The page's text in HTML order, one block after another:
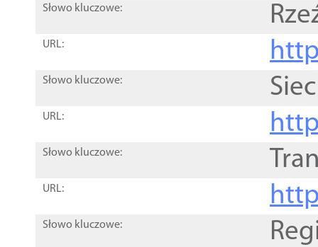
Słowo kluczowe:
URL:
Słowo kluczowe:
URL:
Słowo kluczowe:
URL:
Słowo kluczowe: